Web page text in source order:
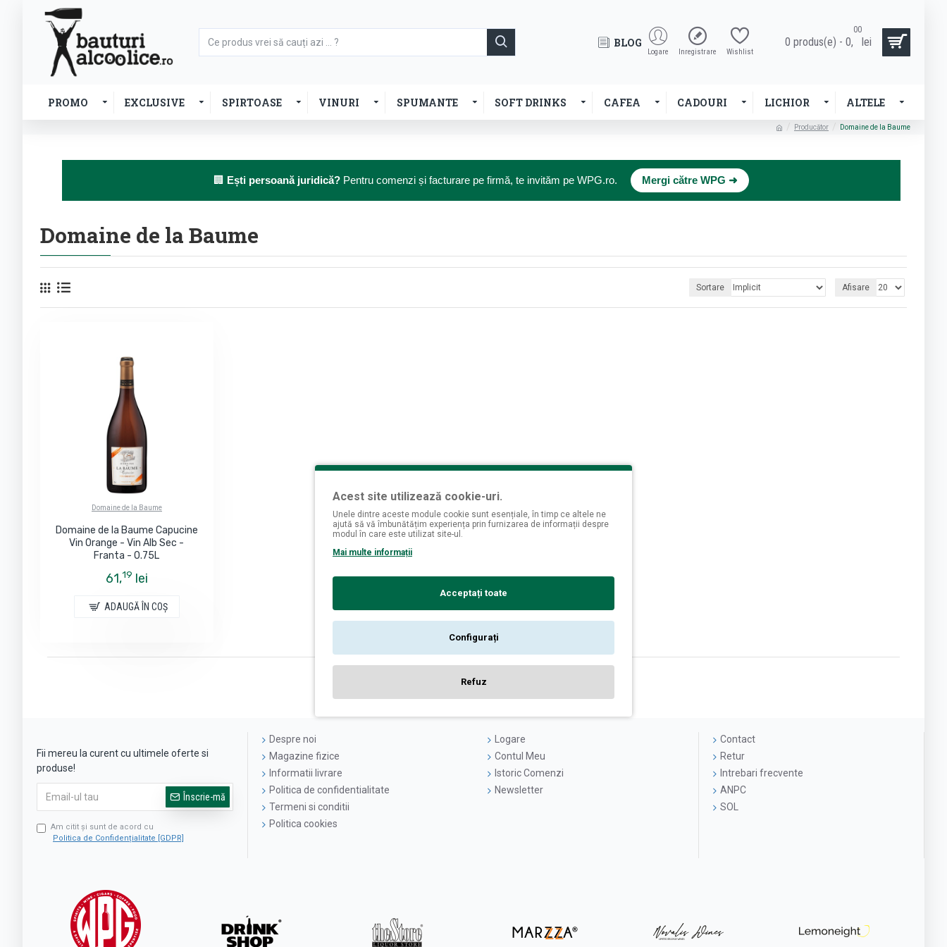
BLOG
Logare Inregistrare Wishlist
0 produs(e) - 0,
00
lei
PROMO EXCLUSIVE SPIRTOASE VINURI SPUMANTE SOFT DRINKS CAFEA CADOURI LICHIOR ALTELE
Producător Domaine de la Baume
🏢 Ești persoană juridică? Pentru comenzi și facturare pe firmă, te invităm pe WPG.ro. Mergi către WPG ➜
Domaine de la Baume
Sortare Afisare
Domaine de la Baume
Domaine de la Baume Capucine
Vin Orange - Vin Alb Sec -
Franta - 0.75L
61,19 lei
ADAUGĂ ÎN COŞ
Fii mereu la curent cu ultimele oferte si
produse!
Înscrie-mă
Am citit şi sunt de acord cu
Politica de Confidențialitate [GDPR]
Despre noi
Magazine fizice
Informatii livrare
Politica de confidentialitate
Termeni si conditii
Politica cookies
Logare
Contul Meu
Istoric Comenzi
Newsletter
Contact
Retur
Intrebari frecvente
ANPC
SOL
Acest site utilizează cookie-uri.
Unele dintre aceste module cookie sunt esențiale, în timp ce altele ne
ajută să vă îmbunătățim experiența prin furnizarea de informații despre
modul în care este utilizat site-ul.
Mai multe informații
Acceptați toate
Configurați
Refuz